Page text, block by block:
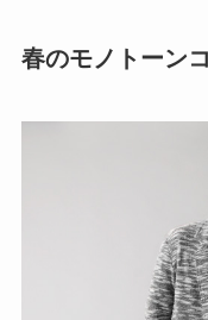
春のモノトーン